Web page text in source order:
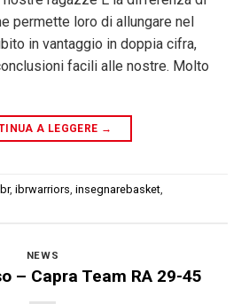
permette loro di allungare nel
in vantaggio in doppia cifra,
facili alle nostre. Molto
A LEGGERE →
, ibrwarriors insegnarebasket
NEWS
– Capra Team RA 29-45